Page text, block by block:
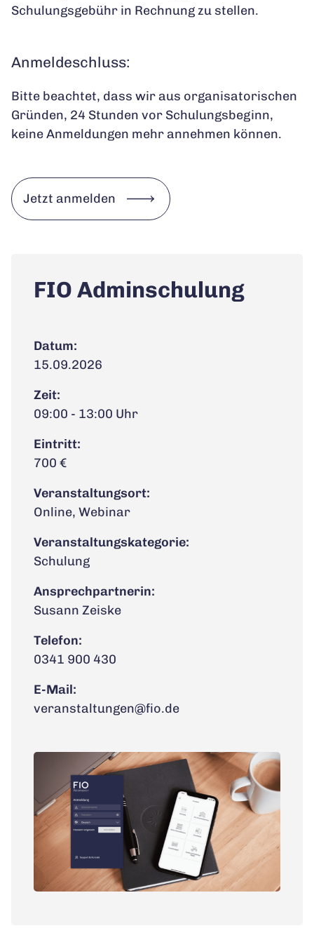
Schulungsgebühr in Rechnung zu stellen.
Anmeldeschluss:
Bitte beachtet, dass wir aus organisatorischen
Gründen, 24 Stunden vor Schulungsbeginn,
keine Anmeldungen mehr annehmen können.
Jetzt anmelden
FIO Adminschulung
Datum:
15.09.2026
Zeit:
09:00 - 13:00 Uhr
Eintritt:
700 €
Veranstaltungsort:
Online, Webinar
Veranstaltungskategorie:
Schulung
Ansprechpartnerin:
Susann Zeiske
Telefon:
0341 900 430
E-Mail:
veranstaltungen@fio.de